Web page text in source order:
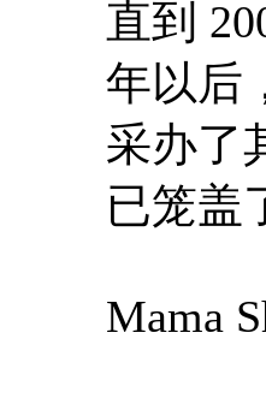
直到
年以后
采办了
已笼盖
Mama